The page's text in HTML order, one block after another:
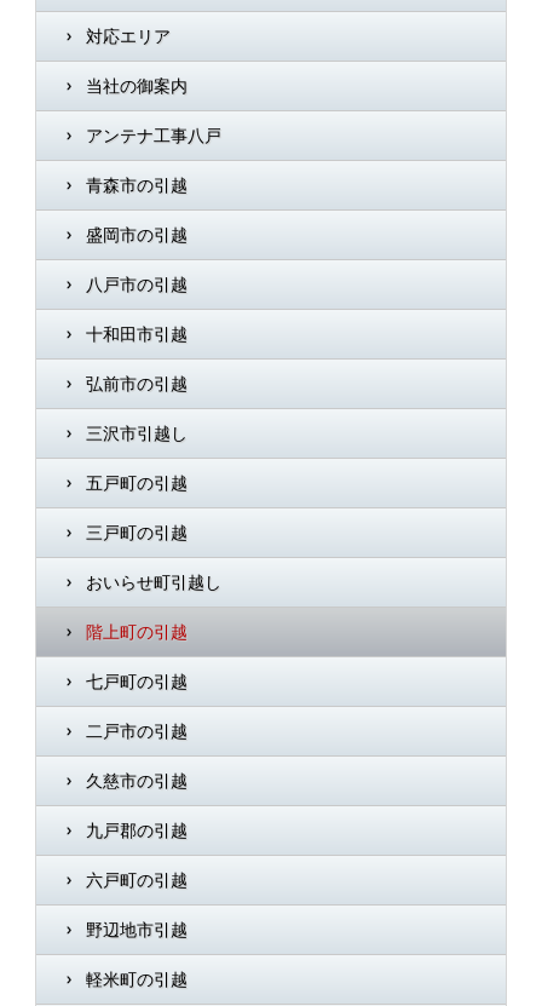
対応エリア
当社の御案内
アンテナ工事八戸
青森市の引越
盛岡市の引越
八戸市の引越
十和田市引越
弘前市の引越
三沢市引越し
五戸町の引越
三戸町の引越
おいらせ町引越し
階上町の引越
七戸町の引越
二戸市の引越
久慈市の引越
九戸郡の引越
六戸町の引越
野辺地市引越
軽米町の引越